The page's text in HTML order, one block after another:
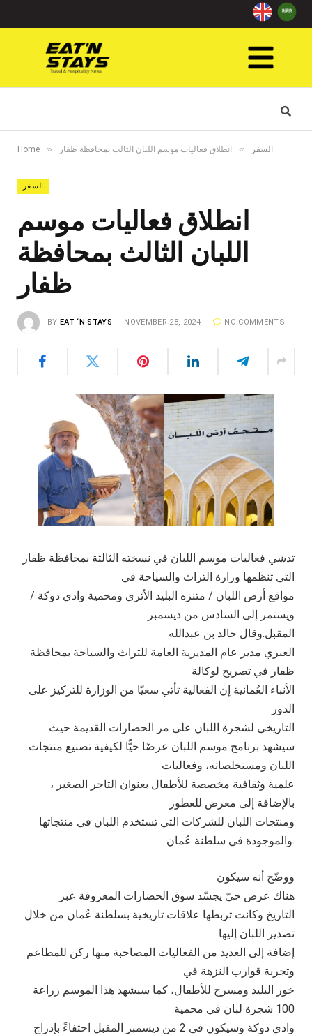
Home » السفر » انطلاق فعاليات موسم اللبان الثالث بمحافظة ظفار
السفر
انطلاق فعاليات موسم
اللبان الثالث بمحافظة
ظفار
BY EAT ‘N STAYS NOVEMBER 28, 2024 NO COMMENTS
تدشي فعاليات موسم اللبان في نسخته الثالثة بمحافظة ظفار
التي تنظمها وزارة التراث والسياحة في
مواقع أرض اللبان / متنزه البليد الأثري ومحمية وادي دوكة /
ويستمر إلى السادس من ديسمبر
المقبل.وقال خالد بن عبدالله
العبري مدير عام المديرية العامة للتراث والسياحة بمحافظة
ظفار في تصريح لوكالة
الأنباء العُمانية إن الفعالية تأتي سعيّا من الوزارة للتركيز على
الدور
التاريخي لشجرة اللبان على مر الحضارات القديمة حيث
سيشهد برنامج موسم اللبان عرضًا حيًّا لكيفية تصنيع منتجات
اللبان ومستخلصاته، وفعاليات
علمية وثقافية مخصصة للأطفال بعنوان التاجر الصغير ،
بالإضافة إلى معرض للعطور
ومنتجات اللبان للشركات التي تستخدم اللبان في منتجاتها
والموجودة في سلطنة عُمان.
ووضّح أنه سيكون
هناك عرض حيّ يجسّد سوق الحضارات المعروفة عبر
التاريخ وكانت تربطها علاقات تاريخية بسلطنة عُمان من خلال
تصدير اللبان إليها
إضافة إلى العديد من الفعاليات المصاحبة منها ركن للمطاعم
وتجربة قوارب النزهة في
خور البليد ومسرح للأطفال، كما سيشهد هذا الموسم زراعة
100 شجرة لبان في محمية
وادي دوكة وسيكون في 2 من ديسمبر المقبل احتفاءً بإدراج